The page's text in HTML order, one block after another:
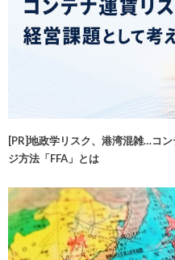
[PR]地政学リスク、港湾混雑…コ
ジ方法「FFA」とは